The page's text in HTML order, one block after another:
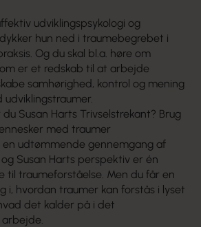
udviklingspsykologi og
hun ned i traumebegrebet i
Og du skal bl.a. høre om
er et redskab til at arbejde
samhørighed, kontrol og mening
Susan Harts Trivselstrekant? Brug
med traumer
en udtømmende gennemgang af
Susan Harts perspektiv er én
til traumeforståelse. Men du får en
i, hvordan traumer kan forstås i lyset
det kalder på i det